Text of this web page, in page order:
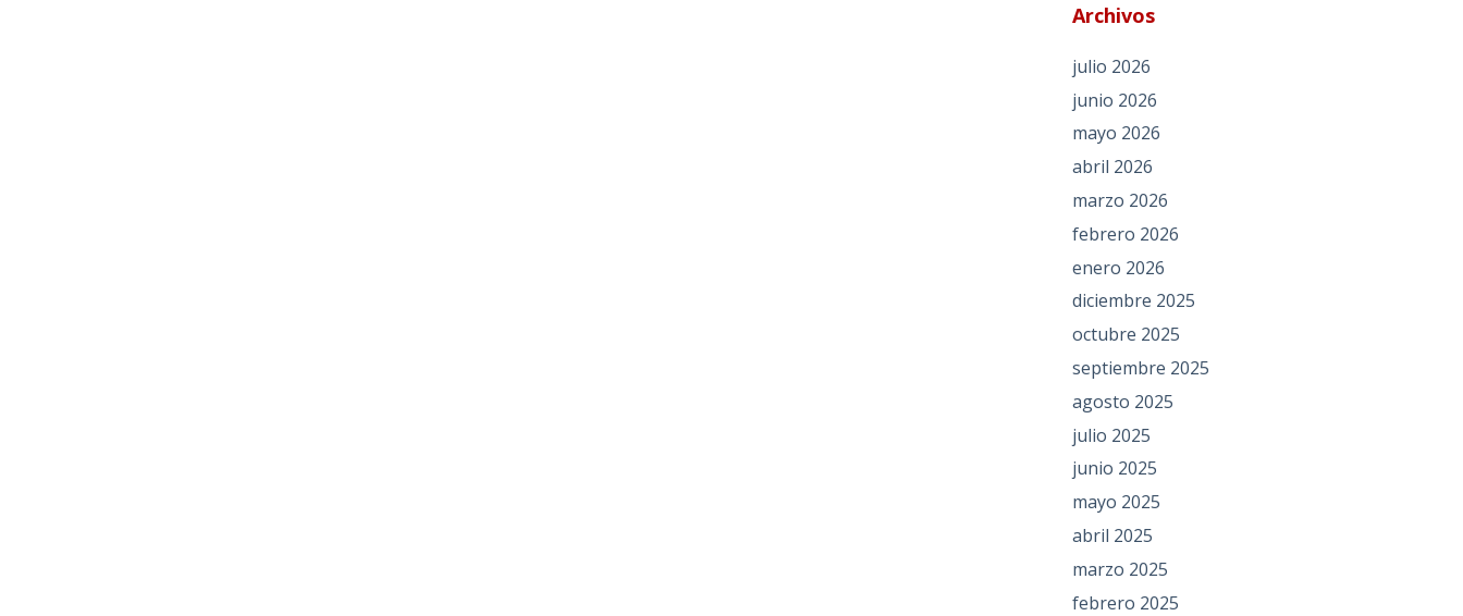
Archivos
julio 2026
junio 2026
mayo 2026
abril 2026
marzo 2026
febrero 2026
enero 2026
diciembre 2025
octubre 2025
septiembre 2025
agosto 2025
julio 2025
junio 2025
mayo 2025
abril 2025
marzo 2025
febrero 2025